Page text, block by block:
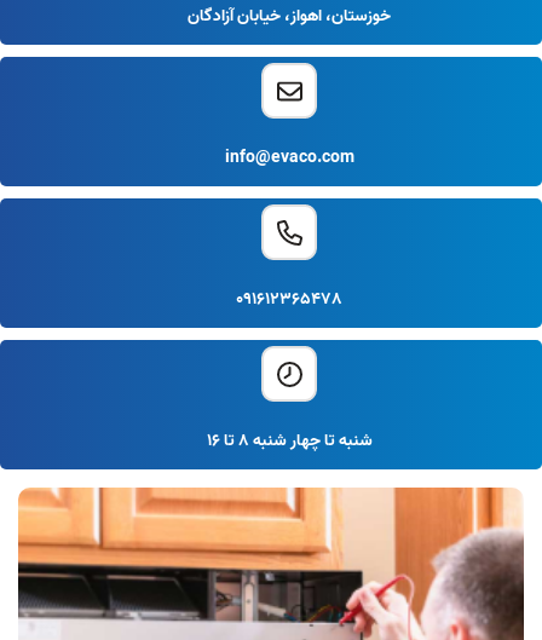
خوزستان، اهواز، خیابان آزادگان
info@evaco.com
091612365478
شنبه تا چهار شنبه 8 تا 16